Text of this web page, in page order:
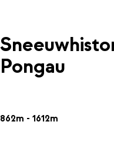
Pongau
862m - 1612m